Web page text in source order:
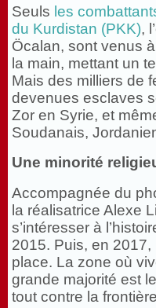
Seuls les
du Kurdistan (PKK),
Öcalan, sont venus
la main, mettant un
Mais des milliers de
devenues esclaves
Zor en Syrie, et
Soudanais,
Une minorité
Accompagnée du
la réalisatrice Alexe
s’intéresser à
2015. Puis, en 2017,
place. La zone où
grande majorité est
tout contre la